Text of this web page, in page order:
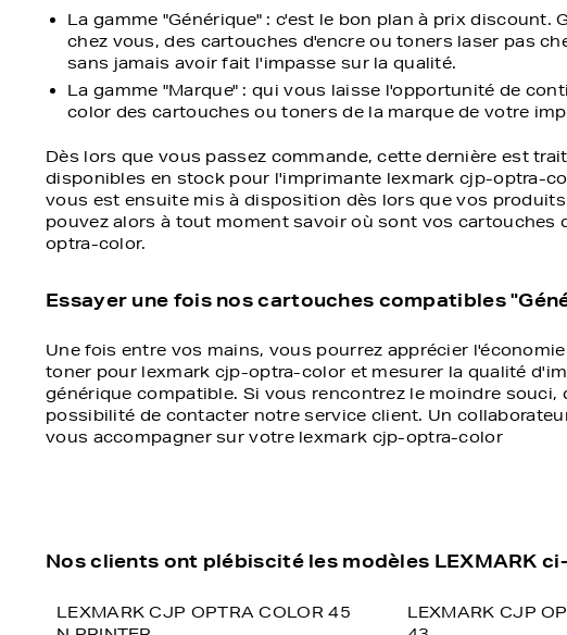
La gamme "Générique" : c'est le bon plan à prix discount.
chez vous, des cartouches d'encre ou toners laser pas
sans jamais avoir fait l'impasse sur la qualité.
La gamme "Marque" : qui vous laisse l'opportunité de
color des cartouches ou toners de la marque de votre
Dès lors que vous passez commande, cette dernière est
disponibles en stock pour l'imprimante lexmark cjp-optra-
vous est ensuite mis à disposition dès lors que vos
pouvez alors à tout moment savoir où sont vos cartouches
optra-color.
Essayer une fois nos cartouches compatibles
Une fois entre vos mains, vous pourrez apprécier
toner pour lexmark cjp-optra-color et mesurer la qualité
générique compatible. Si vous rencontrez le moindre
possibilité de contacter notre service client. Un
vous accompagner sur votre lexmark cjp-optra-color
Nos clients ont plébiscité les modèles LEXMARK
LEXMARK CJP OPTRA COLOR 45
LEXMARK CJP